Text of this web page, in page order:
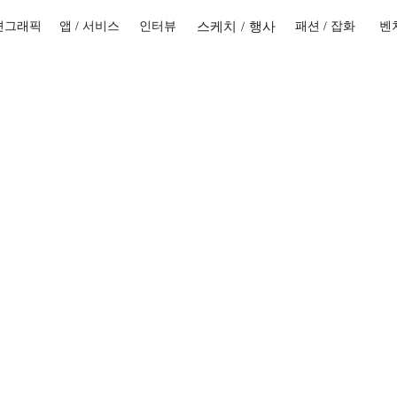
그래픽 앱 / 서비스 인터뷰 스케치 / 행사 패션 / 잡화 벤